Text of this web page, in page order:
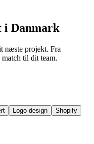
i Danmark
næste projekt. Fra
til dit team.
Logo design Shopify